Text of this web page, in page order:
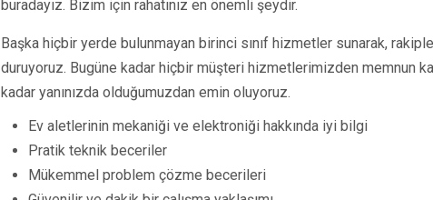
buradayız. Bizim için rahatınız en önemli şeydir.
Başka hiçbir yerde bulunmayan birinci sınıf hizmetler sunarak,
duruyoruz. Bugüne kadar hiçbir müşteri hizmetlerimizden memnun
kadar yanınızda olduğumuzdan emin oluyoruz.
Ev aletlerinin mekaniği ve elektroniği hakkında iyi bilgi
Pratik teknik beceriler
Mükemmel problem çözme becerileri